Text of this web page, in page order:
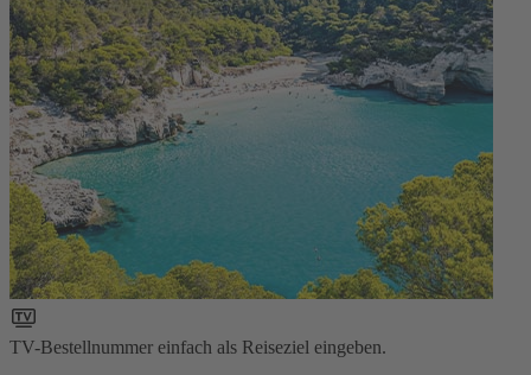
TV-Bestellnummer einfach als Reiseziel eingeben.